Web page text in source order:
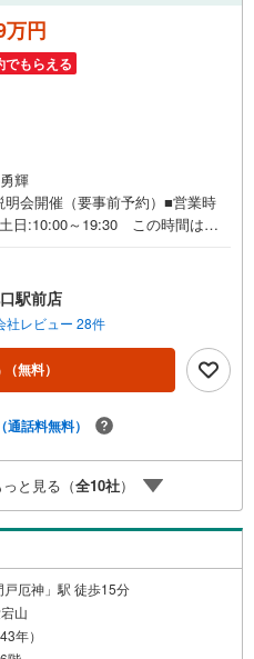
万円
でもらえる
輝
明会開催（要事前予約）■営業時
日:10:00～19:30 この時間はお
さくら夙川」駅徒歩9分、阪神
アクセスも可能♪令和8年6月新
センチュリー21アクロスグルー
リー21グループで28年連続No.1
地区仲介実績） 西宮・尼崎・伊
。阪神間での購入や売却は当店に
ございますが、お車でのお越しも
域密着の当店では2000万円台の
中古マンションを始め多数物件
！不動産に掲載しきれない物
軽にお問合せください。
駅前店
社レビュー 28件
（無料）
（通話料無料）
と見る（全10社）
厄神」駅 徒歩15分
山
年）